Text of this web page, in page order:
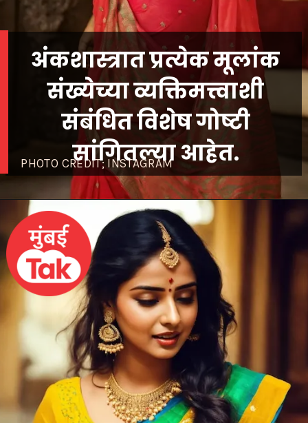
PHOTO CREDIT; INSTAGRAM
अंकशास्त्रात प्रत्येक मूलांक
संख्येच्या व्यक्तिमत्त्वाशी
संबंधित विशेष गोष्टी
सांगितल्या आहेत.